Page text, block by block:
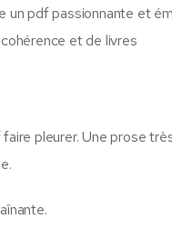
un pdf passionnante et
et de livres
faire pleurer. Une prose